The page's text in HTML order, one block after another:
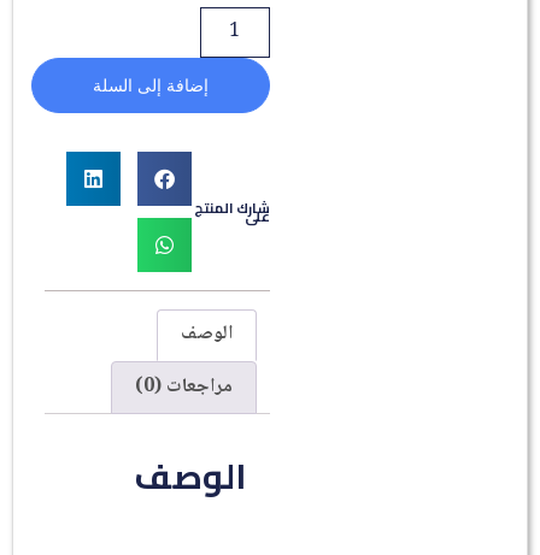
إضافة إلى السلة
شارك المنتج
الوصف
مراجعات (0)
الوصف